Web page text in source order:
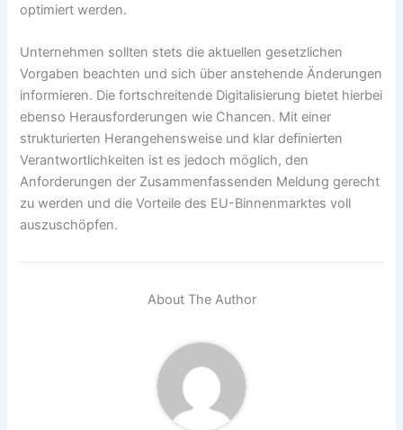
optimiert werden.
Unternehmen sollten stets die aktuellen gesetzlichen
Vorgaben beachten und sich über anstehende Änderungen
informieren. Die fortschreitende Digitalisierung bietet hierbei
ebenso Herausforderungen wie Chancen. Mit einer
strukturierten Herangehensweise und klar definierten
Verantwortlichkeiten ist es jedoch möglich, den
Anforderungen der Zusammenfassenden Meldung gerecht
zu werden und die Vorteile des EU-Binnenmarktes voll
auszuschöpfen.
About The Author